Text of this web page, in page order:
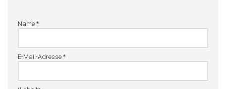
Name *
E-Mail-Adresse *